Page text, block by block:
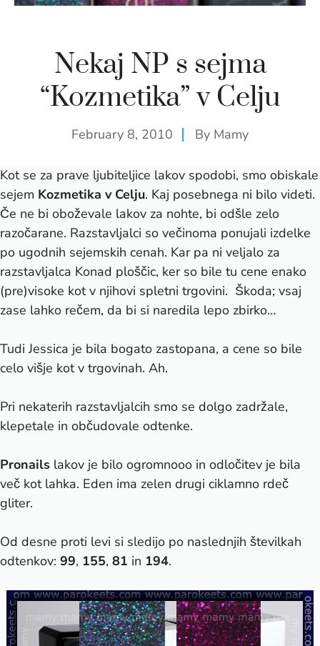
Nekaj NP s sejma
“Kozmetika” v Celju
February 8, 2010 By Mamy
Kot se za prave ljubiteljice lakov spodobi, smo obiskale
sejem Kozmetika v Celju. Kaj posebnega ni bilo videti.
Če ne bi oboževale lakov za nohte, bi odšle zelo
razočarane. Razstavljalci so večinoma ponujali izdelke
po ugodnih sejemskih cenah. Kar pa ni veljalo za
razstavljalca Konad ploščic, ker so bile tu cene enako
(pre)visoke kot v njihovi spletni trgovini. Škoda; vsaj
zase lahko rečem, da bi si naredila lepo zbirko…
Tudi Jessica je bila bogato zastopana, a cene so bile
celo višje kot v trgovinah. Ah.
Pri nekaterih razstavljalcih smo se dolgo zadržale,
klepetale in občudovale odtenke.
Pronails lakov je bilo ogromnooo in odločitev je bila
več kot lahka. Eden ima zelen drugi ciklamno rdeč
gliter.
Od desne proti levi si sledijo po naslednjih številkah
odtenkov: 99, 155, 81 in 194.